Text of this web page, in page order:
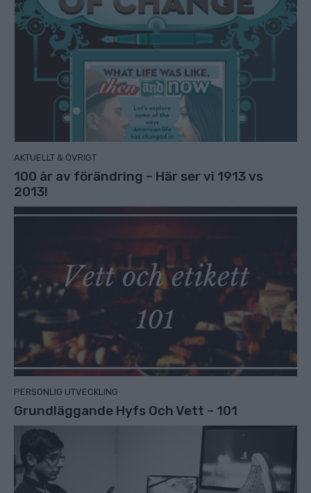
AKTUELLT & ÖVRIGT
100 år av förändring – Här ser vi 1913 vs
2013!
PERSONLIG UTVECKLING
Grundläggande Hyfs Och Vett – 101